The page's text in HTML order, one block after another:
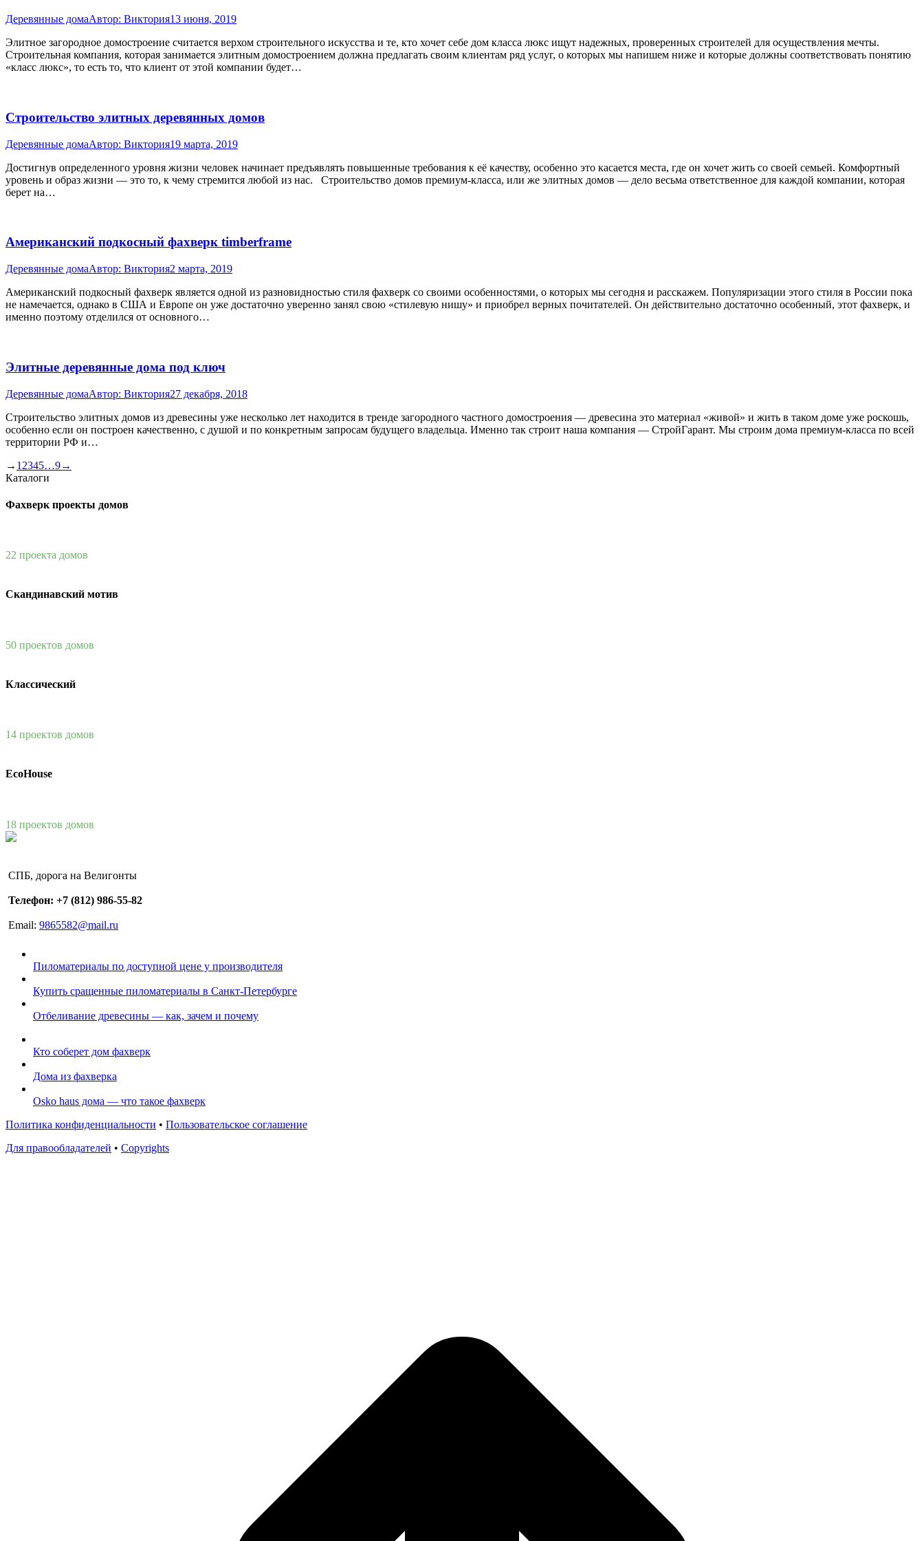
Деревянные домаАвтор: Виктория13 июня, 2019
Элитное загородное домостроение считается верхом строительного искусства и те, кто хочет себе дом класса люкс ищут надежных, проверенных строителей для осуществления мечты.
Строительная компания, которая занимается элитным домостроением должна предлагать своим клиентам ряд услуг, о которых мы напишем ниже и которые должны соответствовать понятию
«класс люкс», то есть то, что клиент от этой компании будет…
Строительство элитных деревянных домов
Деревянные домаАвтор: Виктория19 марта, 2019
Достигнув определенного уровня жизни человек начинает предъявлять повышенные требования к её качеству, особенно это касается места, где он хочет жить со своей семьей. Комфортный
уровень и образ жизни — это то, к чему стремится любой из нас. Строительство домов премиум-класса, или же элитных домов — дело весьма ответственное для каждой компании, которая
берет на…
Американский подкосный фахверк timberframe
Деревянные домаАвтор: Виктория2 марта, 2019
Американский подкосный фахверк является одной из разновидностью стиля фахверк со своими особенностями, о которых мы сегодня и расскажем. Популяризации этого стиля в России пока
не намечается, однако в США и Европе он уже достаточно уверенно занял свою «стилевую нишу» и приобрел верных почитателей. Он действительно достаточно особенный, этот фахверк, и
именно поэтому отделился от основного…
Элитные деревянные дома под ключ
Деревянные домаАвтор: Виктория27 декабря, 2018
Строительство элитных домов из древесины уже несколько лет находится в тренде загородного частного домостроения — древесина это материал «живой» и жить в таком доме уже роскошь,
особенно если он построен качественно, с душой и по конкретным запросам будущего владельца. Именно так строит наша компания — СтройГарант. Мы строим дома премиум-класса по всей
территории РФ и…
→ 1 2345…9→
Каталоги
Фахверк проекты домов
22 проекта домов
Скандинавский мотив
50 проектов домов
Классический
14 проектов домов
EcoHouse
18 проектов домов
СПБ, дорога на Велигонты
Телефон: +7 (812) 986-55-82
Email: 9865582@mail.ru
Пиломатериалы по доступной цене у производителя
Купить сращенные пиломатериалы в Санкт-Петербурге
Отбеливание древесины — как, зачем и почему
Кто соберет дом фахверк
Дома из фахверка
Osko haus дома — что такое фахверк
Политика конфиденциальности • Пользовательское соглашение
Для правообладателей • Copyrights